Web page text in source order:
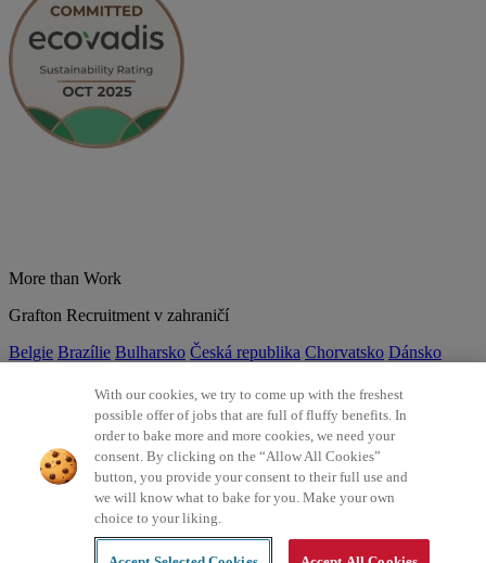
More than Work
Grafton Recruitment v zahraničí
Belgie Brazílie Bulharsko Česká republika Chorvatsko Dánsko
Německo Nizozemsko Norsko Polsko Portugalsko
Slovensko Španělsko Srbsko Švýcarsko Turecko
©2026 Všechna práva vyhrazena Grafton Recruitment
Ochrana osobních údajů Zásady používání cookies Všeobecné
Digitální přístupnost
персональних даних
With our cookies, we try to come up with the freshest
possible offer of jobs that are full of fluffy benefits. In
order to bake more and more cookies, we need your
consent. By clicking on the “Allow All Cookies”
button, you provide your consent to their full use and
we will know what to bake for you. Make your own
choice to your liking.